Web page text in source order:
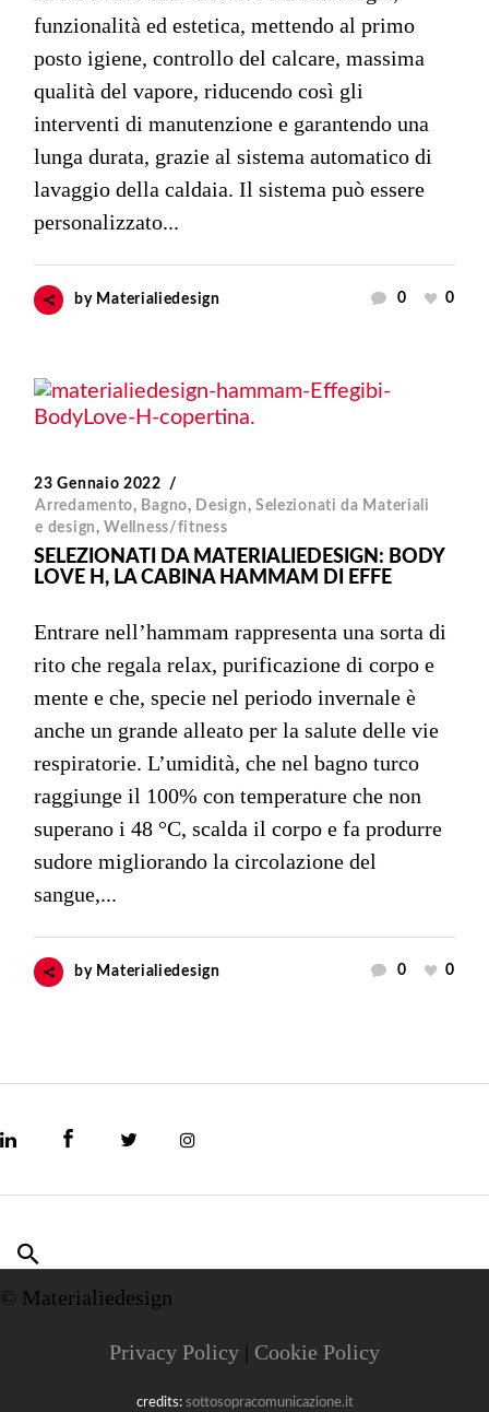
funzionalità ed estetica, mettendo al primo
posto igiene, controllo del calcare, massima
qualità del vapore, riducendo così gli
interventi di manutenzione e garantendo una
lunga durata, grazie al sistema automatico di
lavaggio della caldaia. Il sistema può essere
personalizzato...
by Materialiedesign 0 0
23 Gennaio 2022
Arredamento, Bagno, Design, Selezionati da Materiali
e design, Wellness/fitness
SELEZIONATI DA MATERIALIEDESIGN: BODY
LOVE H, LA CABINA HAMMAM DI EFFE
Entrare nell’hammam rappresenta una sorta di
rito che regala relax, purificazione di corpo e
mente e che, specie nel periodo invernale è
anche un grande alleato per la salute delle vie
respiratorie. L’umidità, che nel bagno turco
raggiunge il 100% con temperature che non
superano i 48 °C, scalda il corpo e fa produrre
sudore migliorando la circolazione del
sangue,...
by Materialiedesign 0 0
© Materialiedesign
Privacy Policy Cookie Policy
credits: sottosopracomunicazione.it